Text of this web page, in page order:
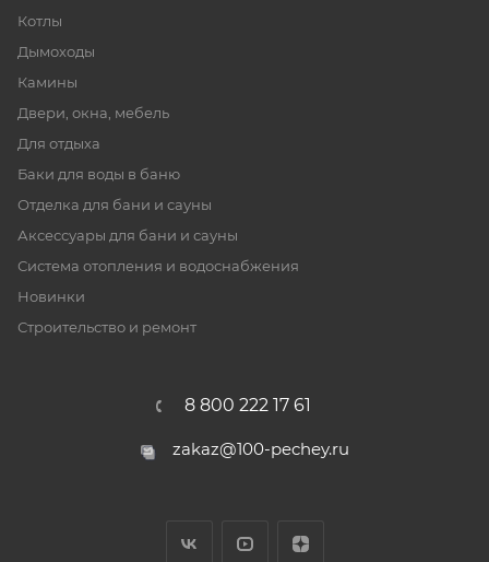
Котлы
Дымоходы
Камины
Двери, окна, мебель
Для отдыха
Баки для воды в баню
Отделка для бани и сауны
Аксессуары для бани и сауны
Система отопления и водоснабжения
Новинки
Строительство и ремонт
8 800 222 17 61
zakaz@100-pechey.ru